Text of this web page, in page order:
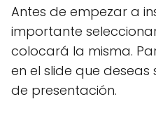
Antes de empezar a
importante
colocará la misma.
en el slide que
de presentación.